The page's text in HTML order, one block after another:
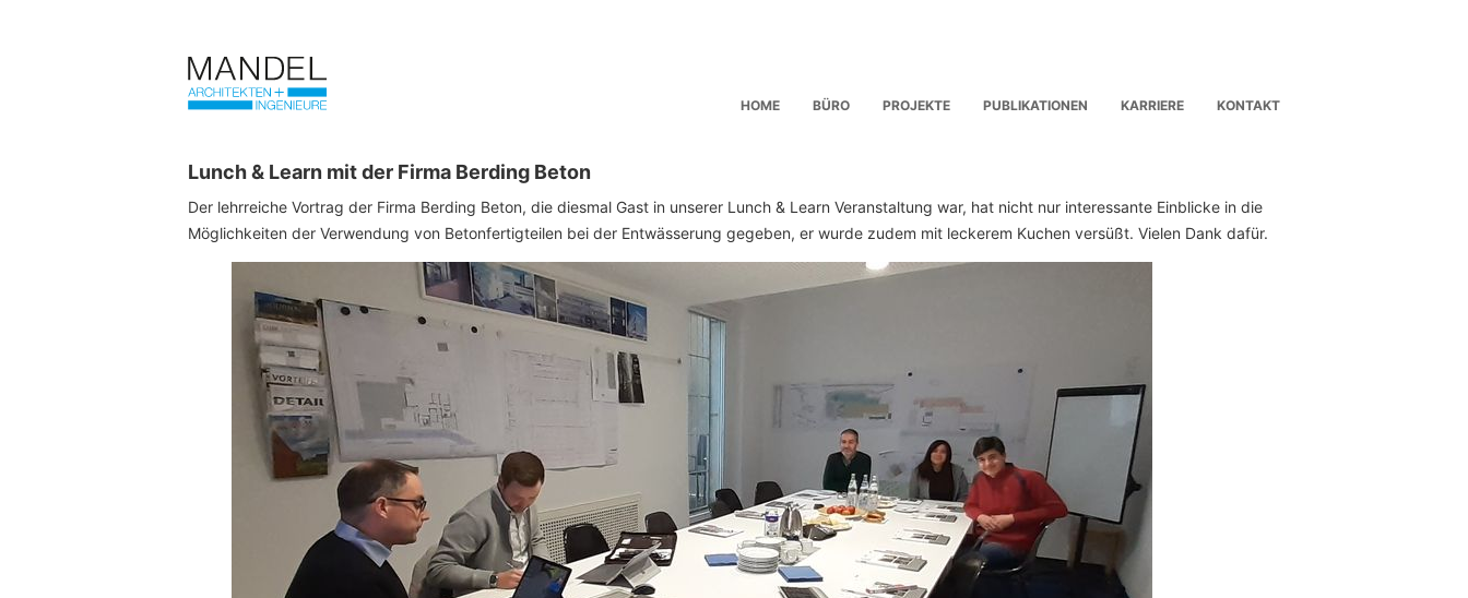
Hauptmenü
SPRINGE ZUM HAUPTINHALT
SPRINGE ZUM SEKUNDÄREN INHALT
HOME BÜRO PROJEKTE PUBLIKATIONEN KARRIERE KONTAKT
Lunch & Learn mit der Firma Berding Beton
Der lehrreiche Vortrag der Firma Berding Beton, die diesmal Gast in unserer Lunch & Learn Veranstaltung war, hat nicht nur interessante Einblicke in die
Möglichkeiten der Verwendung von Betonfertigteilen bei der Entwässerung gegeben, er wurde zudem mit leckerem Kuchen versüßt. Vielen Dank dafür.